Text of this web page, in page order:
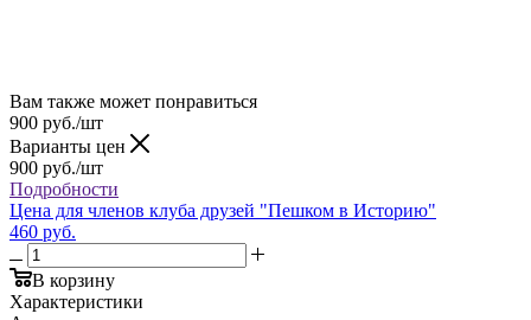
Вам также может понравиться
900 руб./шт
Варианты цен
900 руб./шт
Подробности
Цена для членов клуба друзей "Пешком в Историю"
460 руб.
В корзину
Характеристики